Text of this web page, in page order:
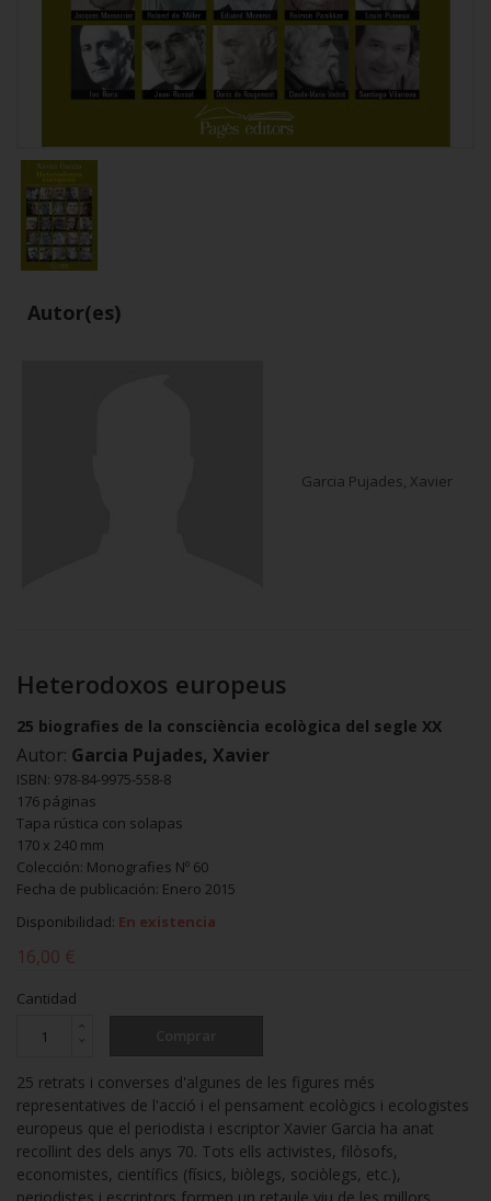
Autor(es)
Garcia Pujades, Xavier
Heterodoxos europeus
25 biografies de la consciència ecològica del segle XX
Autor: Garcia Pujades, Xavier
ISBN: 978-84-9975-558-8
176 páginas
Tapa rústica con solapas
170 x 240 mm
Colección: Monografies Nº 60
Fecha de publicación: Enero 2015
Disponibilidad: En existencia
16,00 €
Cantidad
25 retrats i converses d'algunes de les figures més
representatives de l'acció i el pensament ecològics i ecologistes
europeus que el periodista i escriptor Xavier Garcia ha anat
recollint des dels anys 70. Tots ells activistes, filòsofs,
economistes, científics (físics, biòlegs, sociòlegs, etc.),